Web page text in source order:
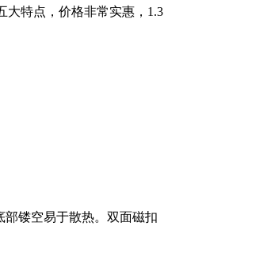
大特点，价格非常实惠，1.3
部镂空易于散热。双面磁扣